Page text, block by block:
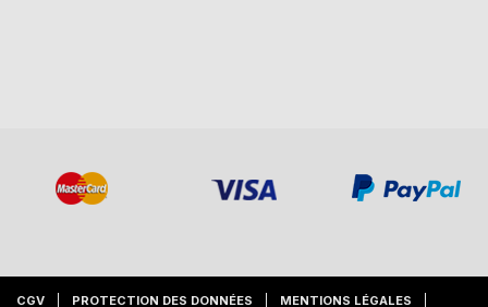
CGV PROTECTION DES DONNÉES MENTIONS LÉGALES